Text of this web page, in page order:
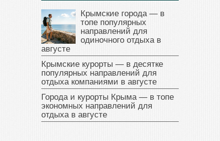
Крымские города — в
топе популярных
направлений для
одиночного отдыха в
августе
Крымские курорты — в десятке
популярных направлений для
отдыха компаниями в августе
Города и курорты Крыма — в топе
экономных направлений для
отдыха в августе